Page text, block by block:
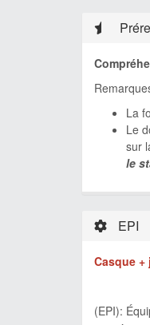
La
Le
sur
le
EPI
Casque
(EPI):